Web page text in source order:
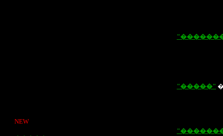
NEW
"�����"